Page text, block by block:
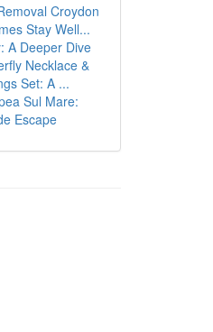
Croydon
Stay Well...
A Deeper Dive
Necklace &
Set: A ...
Sul Mare:
Escape